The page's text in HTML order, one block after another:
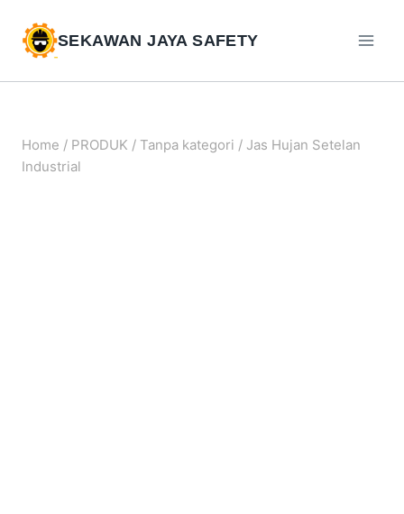
SEKAWAN JAYA SAFETY
Home / PRODUK / Tanpa kategori / Jas Hujan Setelan
Industrial